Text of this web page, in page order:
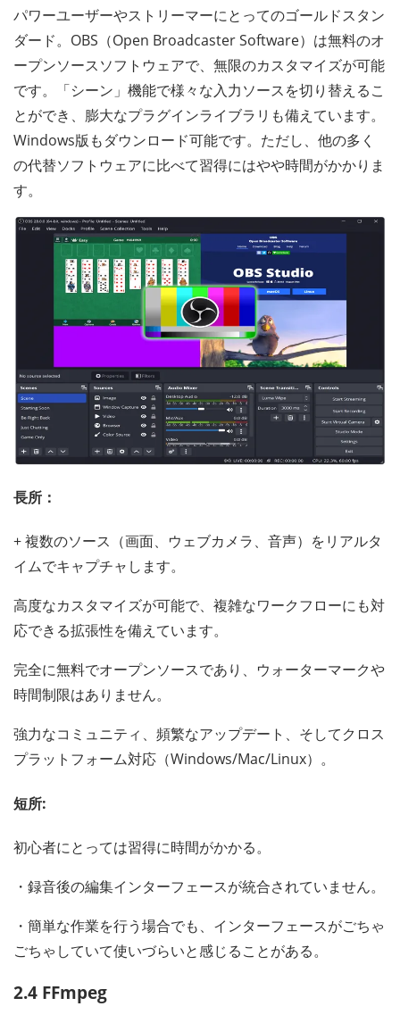
パワーユーザーやストリーマーにとってのゴールドスタン
ダード。OBS（Open Broadcaster Software）は無料のオ
ープンソースソフトウェアで、無限のカスタマイズが可能
です。「シーン」機能で様々な入力ソースを切り替えるこ
とができ、膨大なプラグインライブラリも備えています。
Windows版もダウンロード可能です。ただし、他の多く
の代替ソフトウェアに比べて習得にはやや時間がかかりま
す。
長所：
+ 複数のソース（画面、ウェブカメラ、音声）をリアルタ
イムでキャプチャします。
高度なカスタマイズが可能で、複雑なワークフローにも対
応できる拡張性を備えています。
完全に無料でオープンソースであり、ウォーターマークや
時間制限はありません。
強力なコミュニティ、頻繁なアップデート、そしてクロス
プラットフォーム対応（Windows/Mac/Linux）。
短所:
初心者にとっては習得に時間がかかる。
・録音後の編集インターフェースが統合されていません。
・簡単な作業を行う場合でも、インターフェースがごちゃ
ごちゃしていて使いづらいと感じることがある。
2.4 FFmpeg